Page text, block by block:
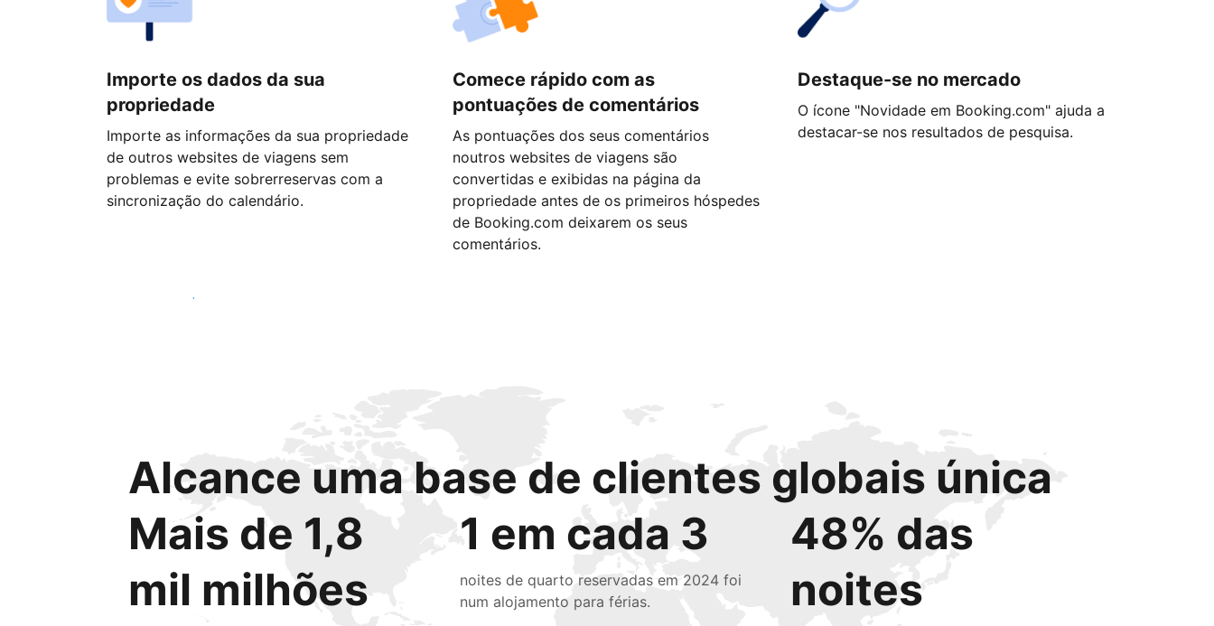
Importe os dados da sua
propriedade
Importe as informações da sua propriedade
de outros websites de viagens sem
problemas e evite sobrerreservas com a
sincronização do calendário.
Comece rápido com as
pontuações de comentários
As pontuações dos seus comentários
noutros websites de viagens são
convertidas e exibidas na página da
propriedade antes de os primeiros hóspedes
de Booking.com deixarem os seus
comentários.
Destaque-se no mercado
O ícone "Novidade em Booking.com" ajuda a
destacar-se nos resultados de pesquisa.
Comece hoje mesmo
Alcance uma base de clientes globais única
Mais de 1,8
mil milhões
1 em cada 3
noites de quarto reservadas em 2024 foi
num alojamento para férias.
48% das
noites